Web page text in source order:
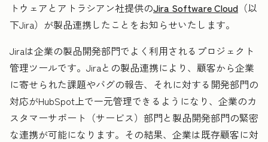
トウェアとアトラシアン社提供のJira Software Cloud （以
下Jira）が製品連携したことをお知らせいたします。
Jiraは企業の製品開発部門でよく利用されるプロジェクト
管理ツールです。Jiraとの製品連携により、顧客から企業
に寄せられた課題やバグの報告、それに対する開発部門の
対応がHubSpot上で一元管理できるようになり、企業のカ
スタマーサポート（サービス）部門と製品開発部門の緊密
な連携が可能になります。その結果、企業は既存顧客に対